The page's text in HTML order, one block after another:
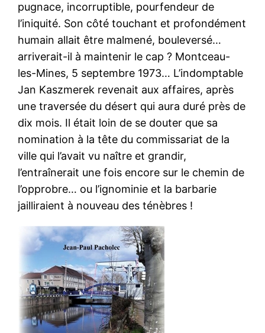
pugnace, incorruptible, pourfendeur de
l’iniquité. Son côté touchant et profondément
humain allait être malmené, bouleversé…
arriverait-il à maintenir le cap ? Montceau-
les-Mines, 5 septembre 1973… L’indomptable
Jan Kaszmerek revenait aux affaires, après
une traversée du désert qui aura duré près de
dix mois. Il était loin de se douter que sa
nomination à la tête du commissariat de la
ville qui l’avait vu naître et grandir,
l’entraînerait une fois encore sur le chemin de
l’opprobre… ou l’ignominie et la barbarie
jailliraient à nouveau des ténèbres !